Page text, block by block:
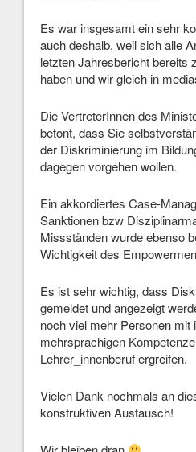
Es war insgesamt ein sehr
auch deshalb, weil sich alle
letzten Jahresbericht bereits
haben und wir gleich in
Die VertreterInnen des
betont, dass Sie
der Diskriminierung im
dagegen vorgehen wollen.
Ein akkordiertes Case-
Sanktionen bzw
Missständen wurde ebenso
Wichtigkeit des
Es ist sehr wichtig, dass
gemeldet und angezeigt
noch viel mehr Personen mit
mehrsprachigen
Lehrer_innenberuf ergreifen.
Vielen Dank nochmals an
konstruktiven Austausch!